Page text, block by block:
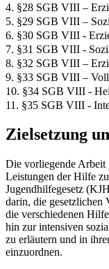
4. §28 SGB VIII –
5. §29 SGB VIII –
6. §30 SGB VIII -
7. §31 SGB VIII -
8. §32 SGB VIII –
9. §33 SGB VIII –
10. §34 SGB VIII -
11. §35 SGB VIII -
Zielsetzung
Die vorliegende Arbeit
Leistungen der Hilfe
Jugendhilfegesetz
darin, die gesetzlichen
die verschiedenen
hin zur intensiven
zu erläutern und in
einzuordnen.